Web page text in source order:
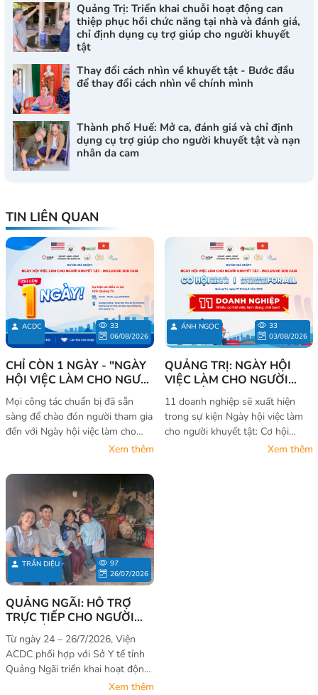
Quảng Trị: Triển khai chuỗi hoạt động can
thiệp phục hồi chức năng tại nhà và đánh giá,
chỉ định dụng cụ trợ giúp cho người khuyết
tật
Thay đổi cách nhìn về khuyết tật - Bước đầu
để thay đổi cách nhìn về chính mình
Thành phố Huế: Mở ca, đánh giá và chỉ định
dụng cụ trợ giúp cho người khuyết tật và nạn
nhân da cam
TIN LIÊN QUAN
ACDC
33
06/08/2026
CHỈ CÒN 1 NGÀY - "NGÀY
HỘI VIỆC LÀM CHO NGƯỜI
KHUYẾT TẬT – CƠ HỘI
KHÔNG CỦA RIÊNG AI" SẼ
CHÍNH THỨC DIỄN RA TẠI
QUẢNG TRỊ
Mọi công tác chuẩn bị đã sẵn
sàng để chào đón người tham gia
đến với Ngày hội việc làm cho
người khuyết tật – Cơ hội không
Xem thêm
ÁNH NGỌC
33
03/08/2026
QUẢNG TRỊ: NGÀY HỘI
VIỆC LÀM CHO NGƯỜI
KHUYẾT TẬT - CƠ HỘI
KHÔNG CỦA RIÊNG AI
2026
11 doanh nghiệp sẽ xuất hiện
trong sự kiện Ngày hội việc làm
cho người khuyết tật: Cơ hội
không của riêng ai 2026 tạiXem thêm
TRẦN DIỆU
97
26/07/2026
QUẢNG NGÃI: HỖ TRỢ
TRỰC TIẾP CHO NGƯỜI
KHUYẾT TẬT VÀ GIA ĐÌNH
ĐỂ CẢI THIỆN ĐIỀU KIỆN
SỐNG VÀ HÒA NHẬP XÃ
HỘI
Từ ngày 24 – 26/7/2026, Viện
ACDC phối hợp với Sở Y tế tỉnh
Quảng Ngãi triển khai hoạt động
Hỗ trợ trực tiếp cho người khuyết
Xem thêm